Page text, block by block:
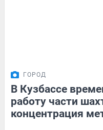
ГОРОД
В Кузбассе
работу части
концентрация